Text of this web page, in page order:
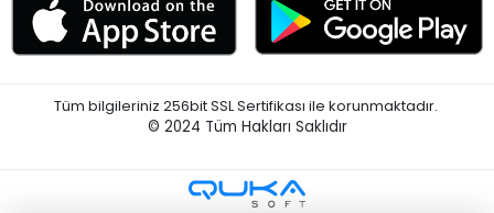
Tüm bilgileriniz 256bit SSL Sertifikası ile korunmaktadır.
© 2024 Tüm Hakları Saklıdır